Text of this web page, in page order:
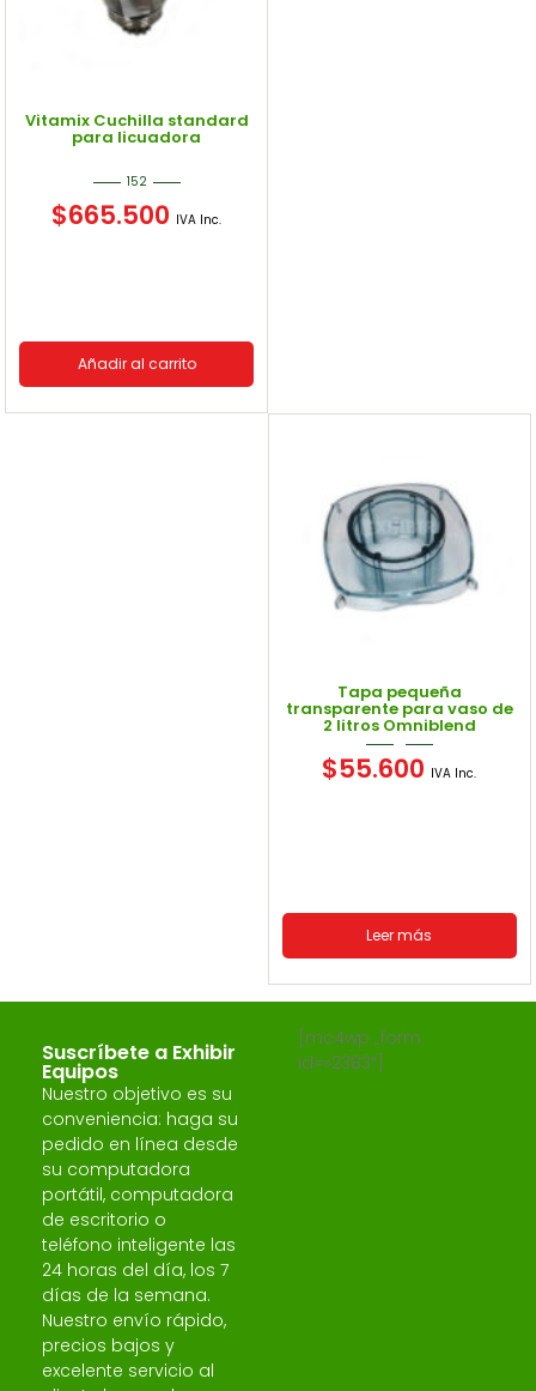
Vitamix Cuchilla standard
para licuadora
152
$665.500 IVA Inc.
Añadir al carrito
Tapa pequeña
transparente para vaso de
2 litros Omniblend
$55.600 IVA Inc.
Leer más
Suscríbete a Exhibir
Equipos
Nuestro objetivo es su
conveniencia: haga su
pedido en línea desde
su computadora
portátil, computadora
de escritorio o
teléfono inteligente las
24 horas del día, los 7
días de la semana.
Nuestro envío rápido,
precios bajos y
excelente servicio al
[mc4wp_form
id=»2383″]